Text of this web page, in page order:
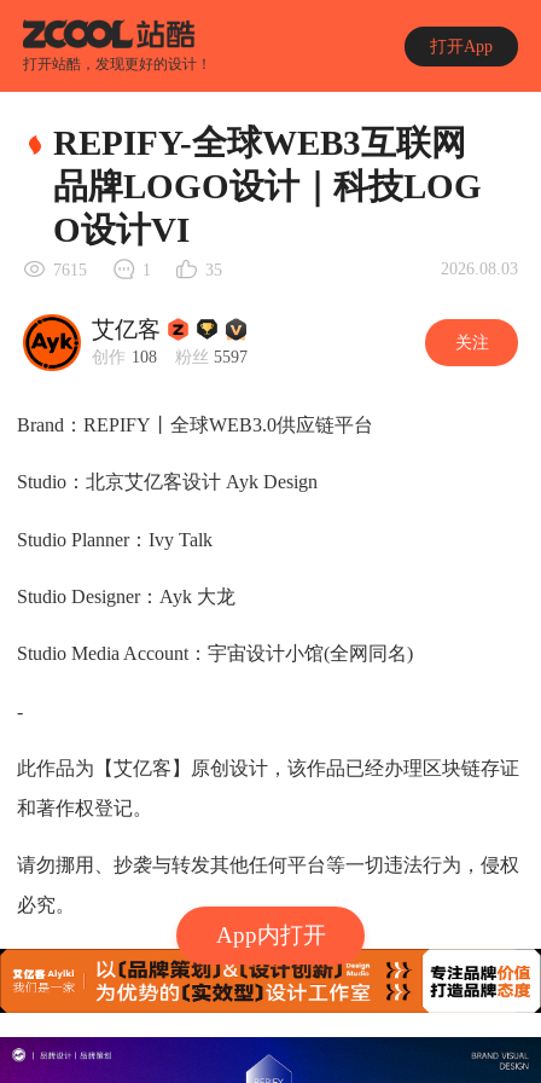
打开站酷，发现更好的设计！
打开App
App内打开
REPIFY-全球WEB3互联网
品牌LOGO设计｜科技LOG
O设计VI
7615 1 35 2026.08.03
艾亿客
创作 108 粉丝 5597
关注
Brand：REPIFY丨全球WEB3.0供应链平台
Studio：北京艾亿客设计 Ayk Design
Studio Planner：Ivy Talk
Studio Designer：Ayk 大龙
Studio Media Account：宇宙设计小馆(全网同名)
-
此作品为【艾亿客】原创设计，该作品已经办理区块链存证
和著作权登记。
请勿挪用、抄袭与转发其他任何平台等一切违法行为，侵权
必究。